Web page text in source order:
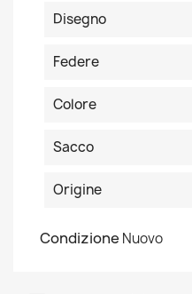
Disegno
Federe
Colore
Sacco
Origine
Condizione Nuovo